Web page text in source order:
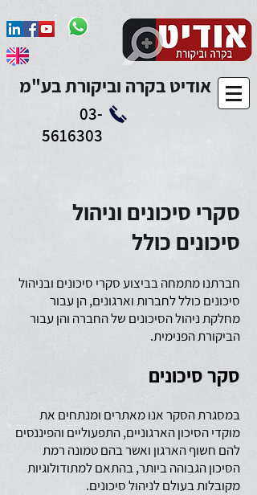
Add to Calendar
אודיט בקרה וביקורת בע"מ
03-
5616303
סקרי סיכונים וניהול
סיכונים כולל
חברתנו מתמחה בביצוע סקרי סיכונים ובניהול
סיכונים כולל לחברות וארגונים, הן עבור
מחלקת ניהול הסיכונים של החברה והן עבור
הביקורת הפנימית.
סקר סיכונים
במסגרת הסקר אנו מאתרים ומנתחים את
מוקדי הסיכון הארגוניים, התפעוליים והפיננסים
להם חשוף הארגון ואשר בהם טמונה רמת
הסיכון הגבוהה ביותר, בהתאם למתודולוגיות
מקובלות בעולם לניהול סיכונים.